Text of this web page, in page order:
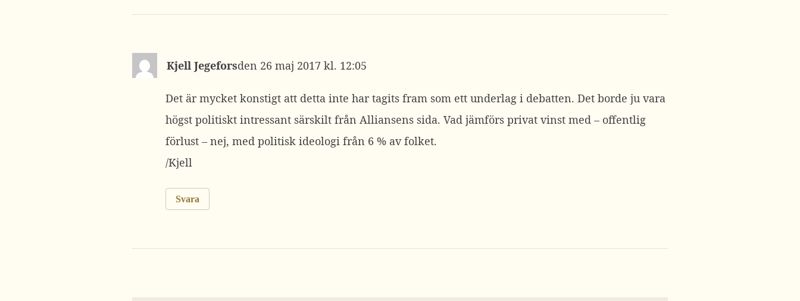
Kjell Jegefors 26 maj 2017 kl. 12:05
Det är mycket konstigt att detta inte har tagits fram som ett underlag i debatten. Det borde ju vara
högst politiskt intressant särskilt från Alliansens sida. Vad jämförs privat vinst med – offentlig
förlust – nej, med politisk ideologi från 6 % av folket.
/Kjell
Svara